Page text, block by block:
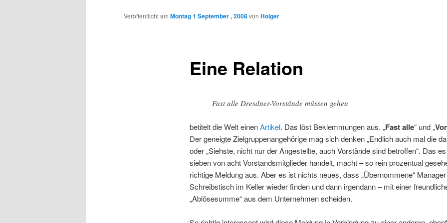
Inhalt
Eine Relation
Veröffentlicht am Montag 1 September , 2008von Holger
Fast alle Dresdner-Vorstände müssen gehen
betitelt die Welt einenArtikel. Das löst Beklemmungen aus. „Fast alle“ und „
Der geneigte Zielgruppenangehörige mag sich denken „Endlich auch mal die
oder „Siehste, nicht nur der Angestellte, auch Vorstände sind betroffen“. Das
sieben von acht Vorstandsmitglieder handelt, macht – so rein prozentual
richtige Meldung aus. Aber es ist nichts neues, dass „Übernommene“
Schreibstisch im Keller wieder finden und dann irgendann – mit einer
„Ablösesumme“ aus dem Unternehmen scheiden.